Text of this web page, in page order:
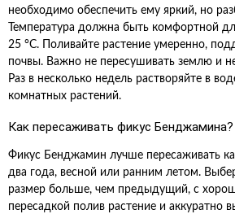
необходимо обеспечить ему яркий, но
Температура должна быть комфортной
25 °C. Поливайте растение умеренно,
почвы. Важно не пересушивать землю и
Раз в несколько недель растворяйте в
комнатных растений.
Как пересаживать фикус Бенджамина?
Фикус Бенджамин лучше пересаживать
два года, весной или ранним летом.
размер больше, чем предыдущий, с
пересадкой полив растение и аккуратно